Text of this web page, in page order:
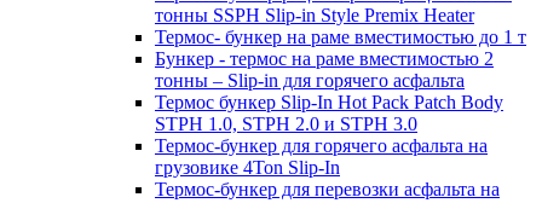
тонны SSPH Slip-in Style Premix Heater
Термос- бункер на раме вместимостью до 1 т
Бункер - термос на раме вместимостью 2
тонны – Slip-in для горячего асфальта
Термос бункер Slip-In Hot Pack Patch Body
STPH 1.0, STPH 2.0 и STPH 3.0
Термос-бункер для горячего асфальта на
грузовике 4Ton Slip-In
Термос-бункер для перевозки асфальта на